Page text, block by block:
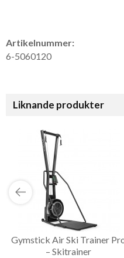
Artikelnummer:
6-5060120
Liknande produkter
Gymstick Air Ski Trainer
– Skitrainer